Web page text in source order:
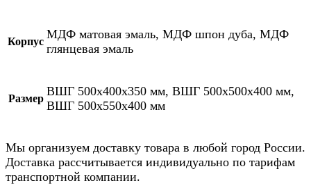
Корпус
МДФ матовая эмаль, МДФ шпон дуба, МДФ
глянцевая эмаль
Размер
ВШГ 500х400х350 мм, ВШГ 500х500х400 мм,
ВШГ 500х550х400 мм
Мы организуем доставку товара в любой город России.
Доставка рассчитывается индивидуально по тарифам
транспортной компании.